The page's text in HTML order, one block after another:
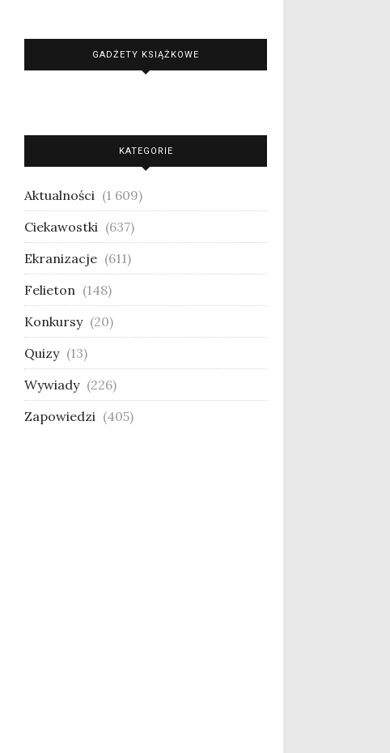
GADŻETY KSIĄŻKOWE
KATEGORIE
Aktualności (1 609)
Ciekawostki (637)
Ekranizacje (611)
Felieton (148)
Konkursy (20)
Quizy (13)
Wywiady (226)
Zapowiedzi (405)